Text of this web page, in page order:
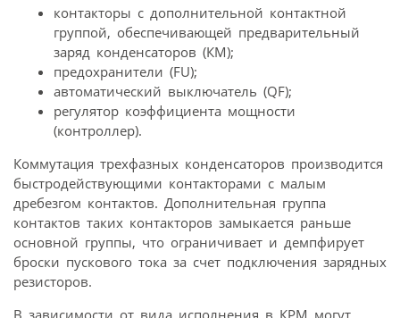
контакторы с дополнительной контактной
группой, обеспечивающей предварительный
заряд конденсаторов (КМ);
предохранители (FU);
автоматический выключатель (QF);
регулятор коэффициента мощности
(контроллер).
Коммутация трехфазных конденсаторов производится
быстродействующими контакторами с малым
дребезгом контактов. Дополнительная группа
контактов таких контакторов замыкается раньше
основной группы, что ограничивает и демпфирует
броски пускового тока за счет подключения зарядных
резисторов.
В зависимости от вида исполнения в КРМ могут